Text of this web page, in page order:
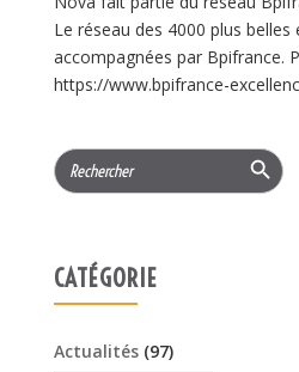
Le réseau des 4000 plus belles
accompagnées par Bpifrance.
https://www.bpifrance-
Search
for:
Search Button
CATÉGORIE
Actualités(97)